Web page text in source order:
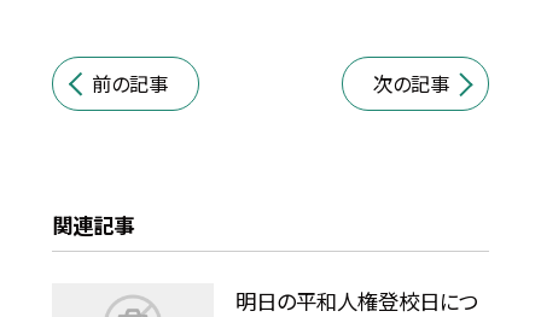
前の記事 次の記事
関連記事
明日の平和人権登校日につ